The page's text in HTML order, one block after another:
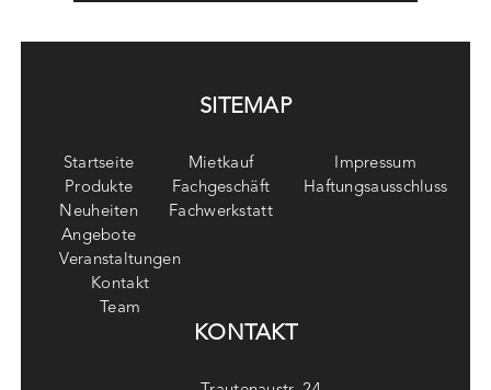
SITEMAP
Startseite
Produkte
Neuheiten
Angebote
Mietkauf
Fachgeschäft
Fachwerkstatt
Impressum
Haftungsausschluss
Veranstaltungen
Kontakt
Team
KONTAKT